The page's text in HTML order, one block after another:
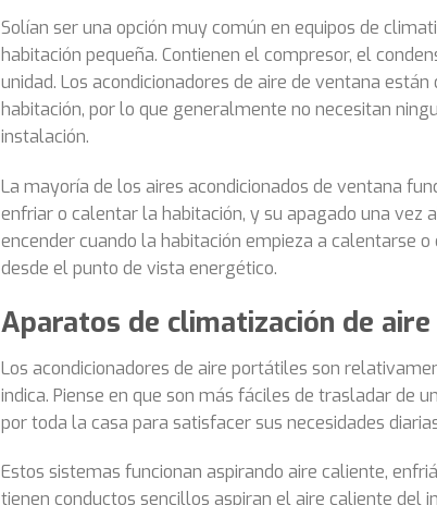
Solían ser una opción muy común en equipos de
habitación pequeña. Contienen el compresor, el
unidad. Los acondicionadores de aire de ventana
habitación, por lo que generalmente no necesitan
instalación.
La mayoría de los aires acondicionados de ventana
enfriar o calentar la habitación, y su apagado una vez
encender cuando la habitación empieza a calentarse
desde el punto de vista energético.
Aparatos de climatización de
Los acondicionadores de aire portátiles son
indica. Piense en que son más fáciles de trasladar de
por toda la casa para satisfacer sus necesidades
Estos sistemas funcionan aspirando aire caliente,
tienen conductos sencillos aspiran el aire caliente del